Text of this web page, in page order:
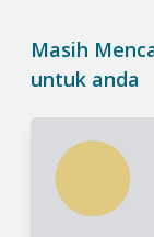
Masih
untuk anda